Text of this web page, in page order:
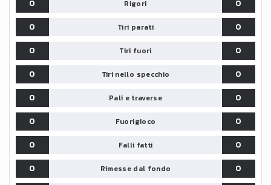
0 Rigori
0
0
Tiri parati
0
0
Tiri fuori
0
0
Tiri nello specchio
0
0
Pali e traverse
0
0
Fuorigioco
0
0
Falli fatti
0
0
Rimesse dal fondo
0